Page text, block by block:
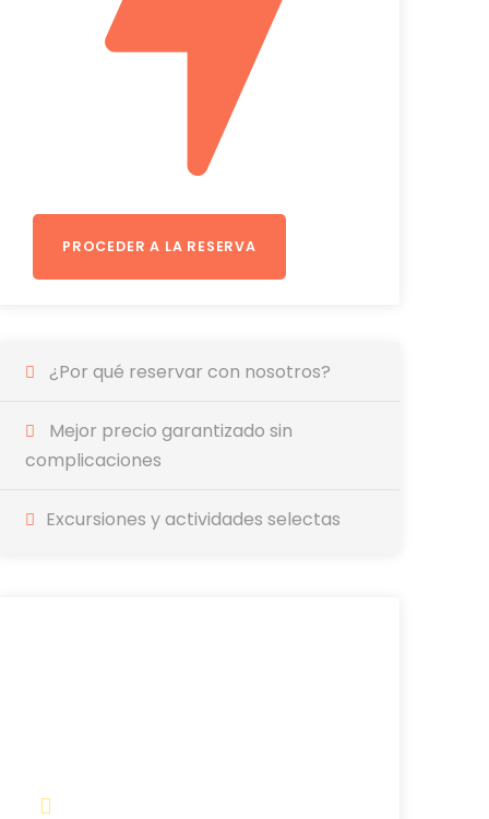
¿Por qué reservar con nosotros?
Mejor precio garantizado sin
complicaciones
Excursiones y actividades selectas